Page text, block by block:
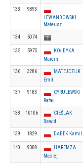
133
9893
LEWANDOWSKI
Mateusz
134 5074
135 5975
KOŁDYKA
Marcin
136 3286
MATEJCZUK
Emil
137 9183
CYRULEWSKI
Rafał
138 10106
CIEŚLAK
Dawid
139 1829 DĄBEK Kamil
140 9308
HAREMZA
Maciej